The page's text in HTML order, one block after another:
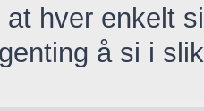
hver enkelt
å si i